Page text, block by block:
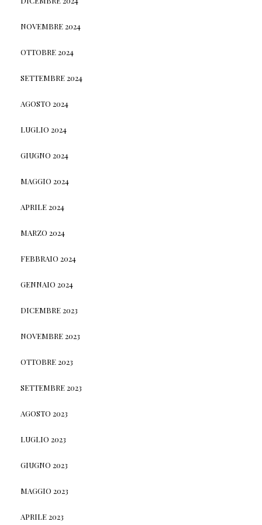
NOVEMBRE 2024
OTTOBRE 2024
SETTEMBRE 2024
AGOSTO 2024
LUGLIO 2024
GIUGNO 2024
MAGGIO 2024
APRILE 2024
MARZO 2024
FEBBRAIO 2024
GENNAIO 2024
DICEMBRE 2023
NOVEMBRE 2023
OTTOBRE 2023
SETTEMBRE 2023
AGOSTO 2023
LUGLIO 2023
GIUGNO 2023
MAGGIO 2023
APRILE 2023